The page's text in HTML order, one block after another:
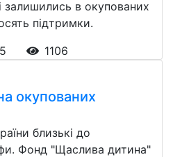
залишились в окупованих
підтримки.
1106
окупованих
близькі до
Фонд "Щаслива дитина"